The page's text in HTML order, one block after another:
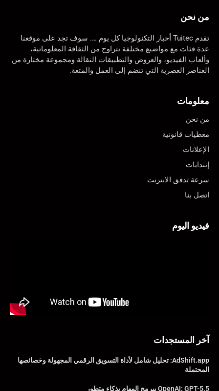
من نحن
تقدم Tuitec أخبار التكنولوجيا كل يوم …. سوف تجد على موقعنا
عدة فئات مع مواضيع مختلفة تتراوح من الثقافة المعلوماتية،
وألعاب الفيديو، والعروض والتطبيقات النقالة ومجموعة مختارة من
العناصر العصرية التي تنضم إلى العمل والمتعة.
معلومات
من نحن
معطيات قانونية
الإعلانات
إنتدابات
سرعة تدفق الانترنت
اتصل بنا
فيديو اليوم
آخر المستجدات
AdShift.app: تحليل شامل لأداة التسويق الرقمي المجهولة وخصائصها
المحتملة
OpenAI: GPT-5.5 يبرمج المهام بذكاء متطور